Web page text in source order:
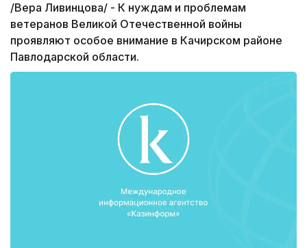
/Вера Ливинцова/ - К нуждам и проблемам
ветеранов Великой Отечественной войны
проявляют особое внимание в Качирском районе
Павлодарской области.